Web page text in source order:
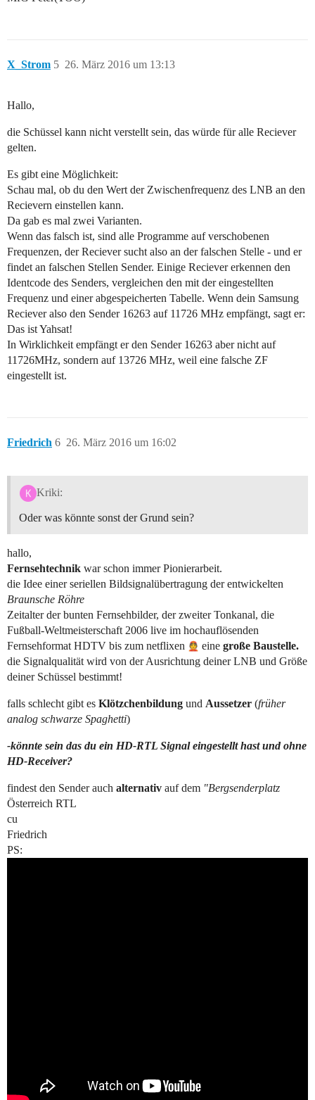
X_Strom 26. März 2016 um 13:13
5
Hallo,
die Schüssel kann nicht verstellt sein, das würde für alle Reciever
gelten.
Es gibt eine Möglichkeit:
Schau mal, ob du den Wert der Zwischenfrequenz des LNB an den
Recievern einstellen kann.
Da gab es mal zwei Varianten.
Wenn das falsch ist, sind alle Programme auf verschobenen
Frequenzen, der Reciever sucht also an der falschen Stelle - und er
findet an falschen Stellen Sender. Einige Reciever erkennen den
Identcode des Senders, vergleichen den mit der eingestellten
Frequenz und einer abgespeicherten Tabelle. Wenn dein Samsung
Reciever also den Sender 16263 auf 11726 MHz empfängt, sagt er:
Das ist Yahsat!
In Wirklichkeit empfängt er den Sender 16263 aber nicht auf
11726MHz, sondern auf 13726 MHz, weil eine falsche ZF
eingestellt ist.
Friedrich 26. März 2016 um 16:02
6
Kriki:
Oder was könnte sonst der Grund sein?
hallo,
Fernsehtechnik war schon immer Pionierarbeit.
die Idee einer seriellen Bildsignalübertragung der entwickelten
Braunsche Röhre
Zeitalter der bunten Fernsehbilder, der zweiter Tonkanal, die
Fußball-Weltmeisterschaft 2006 live im hochauflösenden
Fernsehformat HDTV bis zum netflixen
eine große Baustelle.
die Signalqualität wird von der Ausrichtung deiner LNB und Größe
deiner Schüssel bestimmt!
falls schlecht gibt es Klötzchenbildung und Aussetzer (früher
analog schwarze Spaghetti)
-könnte sein das du ein HD-RTL Signal eingestellt hast und ohne
HD-Receiver?
findest den Sender auch alternativ auf dem "Bergsenderplatz
Österreich RTL
cu
Friedrich
PS: